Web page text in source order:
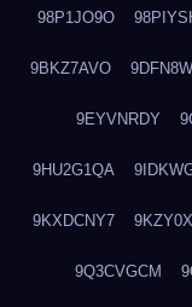
98P1JO9O
9BKZ7AVO
9EYVNRDY
9HU2G1QA
9KXDCNY7
9Q3CVGCM